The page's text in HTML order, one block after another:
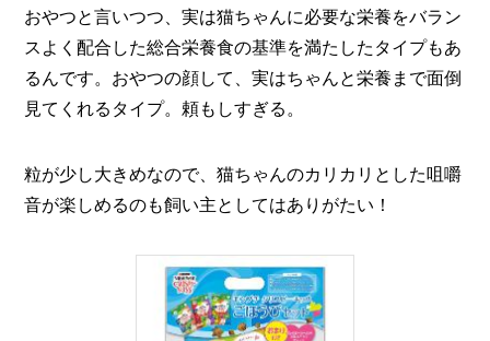
おやつと言いつつ、実は猫ちゃんに必要な栄養をバラン
スよく配合した総合栄養食の基準を満たしたタイプもあ
るんです。おやつの顔して、実はちゃんと栄養まで面倒
見てくれるタイプ。頼もしすぎる。
粒が少し大きめなので、猫ちゃんのカリカリとした咀嚼
音が楽しめるのも飼い主としてはありがたい！